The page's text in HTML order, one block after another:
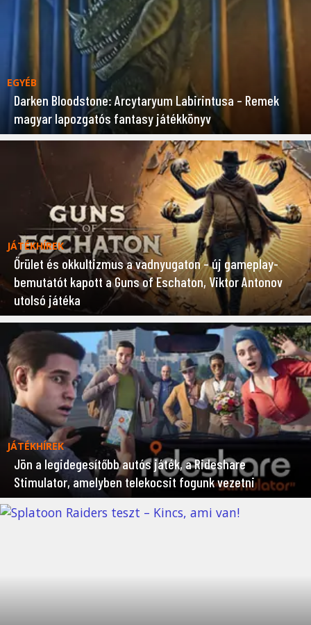
EGYÉB
Darken Bloodstone: Arcytaryum Labirintusa – Remek
magyar lapozgatós fantasy játékkönyv
JÁTÉKHÍREK
Őrület és okkultizmus a vadnyugaton – új gameplay-
bemutatót kapott a Guns of Eschaton, Viktor Antonov
utolsó játéka
JÁTÉKHÍREK
Jön a legidegesítőbb autós játék, a Rideshare
Stimulator, amelyben telekocsit fogunk vezetni